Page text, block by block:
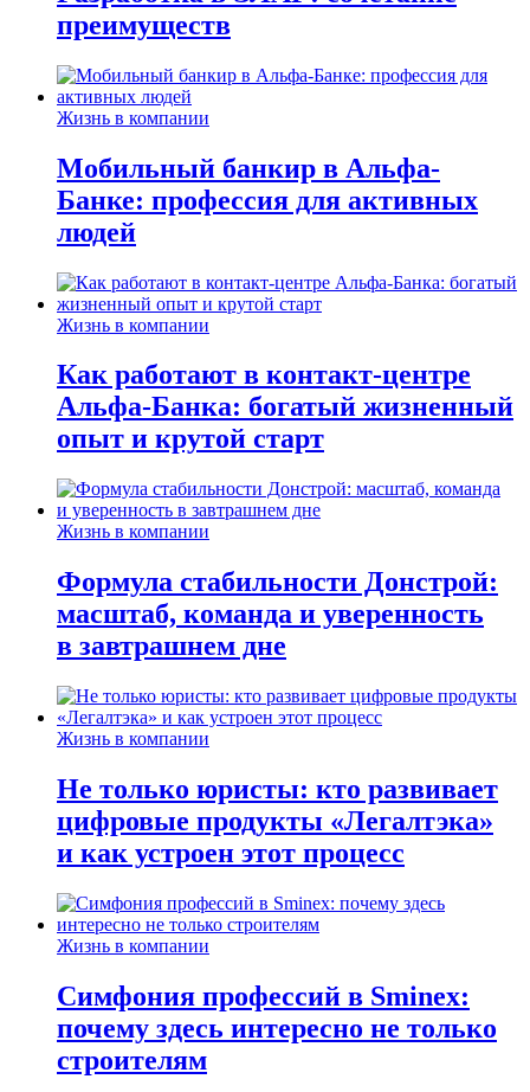
преимуществ
Жизнь в компании
Мобильный банкир в Альфа-
Банке: профессия для активных
людей
Жизнь в компании
Как работают в контакт-центре
Альфа-Банка: богатый жизненный
опыт и крутой старт
Жизнь в компании
Формула стабильности Донстрой:
масштаб, команда и уверенность
в завтрашнем дне
Жизнь в компании
Не только юристы: кто развивает
цифровые продукты «Легалтэка»
и как устроен этот процесс
Жизнь в компании
Симфония профессий в Sminex:
почему здесь интересно не только
строителям